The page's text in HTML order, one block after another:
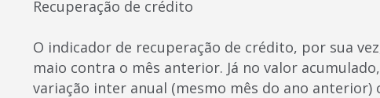
Recuperação de crédito
O indicador de recuperação de crédito, por sua
maio contra o mês anterior. Já no valor
variação inter anual (mesmo mês do ano anterior)